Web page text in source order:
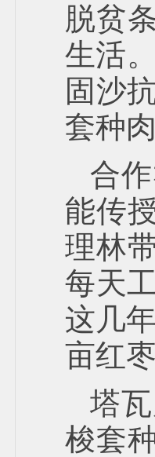
脱贫
生活
固沙
套种
合
能传
理林
每天
这几
亩红
塔
梭套